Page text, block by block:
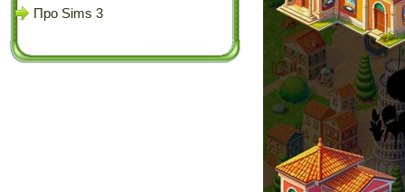
Про Sims 3